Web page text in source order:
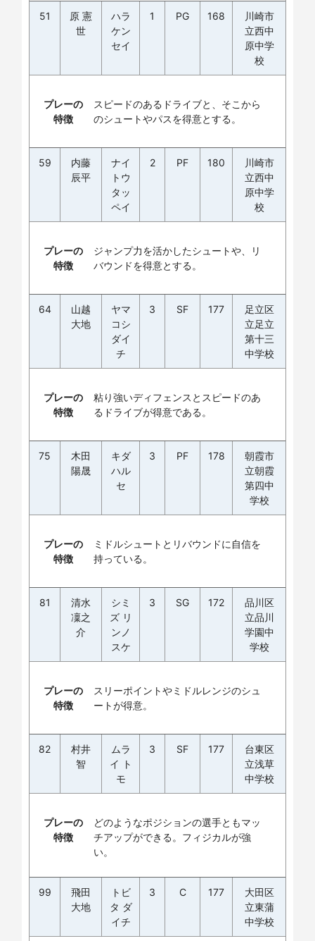
51
原 憲
世
ハラ
ケン
セイ
1 PG 168
川崎市
立西中
原中学
校
プレーの
特徴
スピードのあるドライブと、そこから
のシュートやパスを得意とする。
59
内藤
辰平
ナイ
トウ
タッ
ペイ
2 PF 180
川崎市
立西中
原中学
校
プレーの
特徴
ジャンプ力を活かしたシュートや、リ
バウンドを得意とする。
64
山越
大地
ヤマ
コシ
ダイ
チ
3 SF 177
足立区
立足立
第十三
中学校
プレーの
特徴
粘り強いディフェンスとスピードのあ
るドライブが得意である。
75
木田
陽晟
キダ
ハル
セ
3 PF 178
朝霞市
立朝霞
第四中
学校
プレーの
特徴
ミドルシュートとリバウンドに自信を
持っている。
81
清水
凜之
介
シミ
ズ リ
ンノ
スケ
3 SG 172
品川区
立品川
学園中
学校
プレーの
特徴
スリーポイントやミドルレンジのシュ
ートが得意。
82
村井
智
ムラ
イ ト
モ
3 SF 177
台東区
立浅草
中学校
プレーの
特徴
どのようなポジションの選手ともマッ
チアップができる。フィジカルが強
い。
99
飛田
大地
トビ
タ ダ
イチ
3 C 177
大田区
立東蒲
中学校